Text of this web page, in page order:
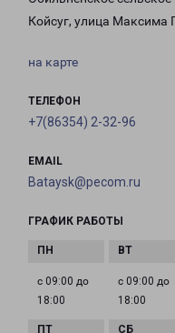
Койсуг, улица Максима
на карте
ТЕЛЕФОН
+7(86354) 2-32-96
EMAIL
Bataysk@pecom.ru
ГРАФИК РАБОТЫ
с 09:00 до
18:00
с 09:00 до
18:00